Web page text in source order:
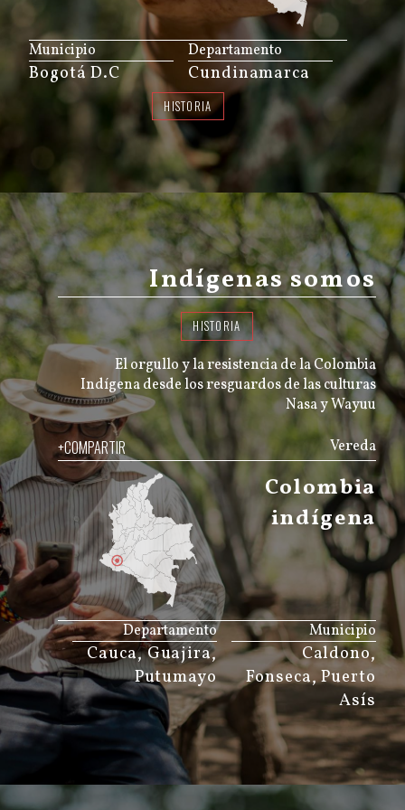
JS map by amCharts
Municipio
Bogotá D.C
Departamento
Cundinamarca
HISTORIA
Indígenas somos
HISTORIA
El orgullo y la resistencia de la Colombia
Indígena desde los resguardos de las culturas
Nasa y Wayuu
Vereda
+COMPARTIR
Colombia
indígena
JS map by amCharts
Municipio
Caldono,
Fonseca, Puerto
Asís
Departamento
Cauca, Guajira,
Putumayo